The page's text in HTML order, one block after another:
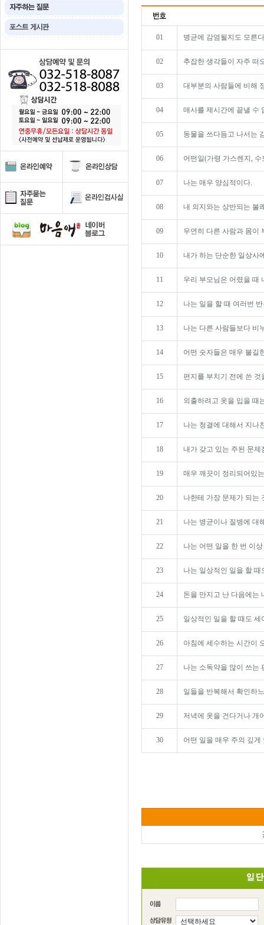
01 병균에 감염될지도 모른
02 추잡한 생각들이 자주 떠
03 대부분의 사람들에 비해
04 매사를 제시간에 끝낼 수
05 동물을 쓰다듬고 나서는
06 어떤일(가령 가스렌지,
07 나는 매우 양심적이다.
08 내 의지와는 상반되는 불
09 우연히 다른 사람과 몸이
10 내가 하는 단순한 일상사
11 우리 부모님은 어렸을 때
12 나는 일을 할 때 여러번
13 나는 다른 사람들보다 비
14 어떤 숫자들은 매우 불길
15 편지를 부치기 전에 쓴 것
16 외출하려고 옷을 입을 때
17 나는 청결에 대해서 지나
18 내가 갖고 있는 주된 문
19 매우 깨끗이 정리되어있
20 나한테 가장 문제가 되는
21 나는 병균이나 질병에 대
22 나는 어떤 일을 한 번 이
23 나는 일상적인 일을 할
24 돈을 만지고 난 다음에는
25 일상적인 일을 할 때도 세
26 아침에 세수하는 시간이
27 나는 소독약을 많이 쓰는
28 일들을 반복해서 확인하
29 저녁에 옷을 건다거나 개
30 어떤 일을 매우 주의 깊